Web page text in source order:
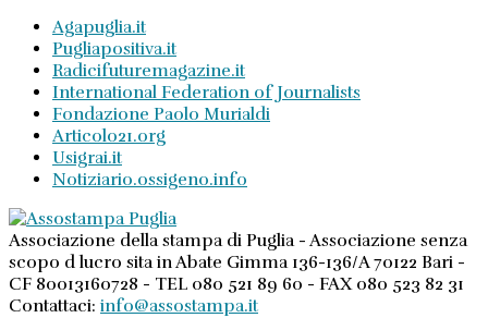
Agapuglia.it
Pugliapositiva.it
Radicifuturemagazine.it
International Federation of Journalists
Fondazione Paolo Murialdi
Articolo21.org
Usigrai.it
Notiziario.ossigeno.info
Associazione della stampa di Puglia - Associazione senza
scopo d lucro sita in Abate Gimma 136-136/A 70122 Bari -
CF 80013160728 - TEL 080 521 89 60 - FAX 080 523 82 31
Contattaci: info@assostampa.it